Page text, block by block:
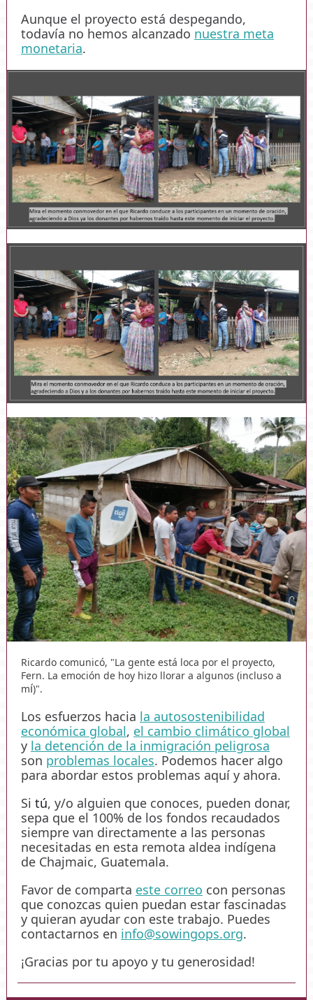
Aunque el proyecto está despegando,
todavía no hemos alcanzado nuestra meta
monetaria.
Ricardo comunicó, "La gente está loca por el proyecto,
Fern. La emoción de hoy hizo llorar a algunos (incluso a
mí)".
Los esfuerzos hacia la autosostenibilidad
económica global, el cambio climático global
y la detención de la inmigración peligrosa
son problemas locales. Podemos hacer algo
para abordar estos problemas aquí y ahora.
Si tú, y/o alguien que conoces, pueden donar,
sepa que el 100% de los fondos recaudados
siempre van directamente a las personas
necesitadas en esta remota aldea indígena
de Chajmaic, Guatemala.
Favor de comparta este correo con personas
que conozcas quien puedan estar fascinadas
y quieran ayudar con este trabajo. Puedes
contactarnos en info@sowingops.org.
¡Gracias por tu apoyo y tu generosidad!